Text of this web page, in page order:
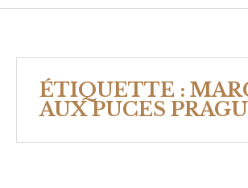
ÉTIQUETTE :
AUX PUCES